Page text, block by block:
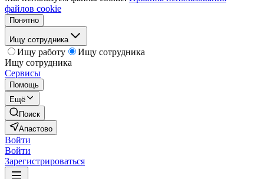
файлов cookie
Понятно
Ищу сотрудника
Ищу работу
Ищу сотрудника
Ищу сотрудника
Сервисы
Помощь
Ещё
Поиск
Апастово
Войти
Войти
Зарегистрироваться